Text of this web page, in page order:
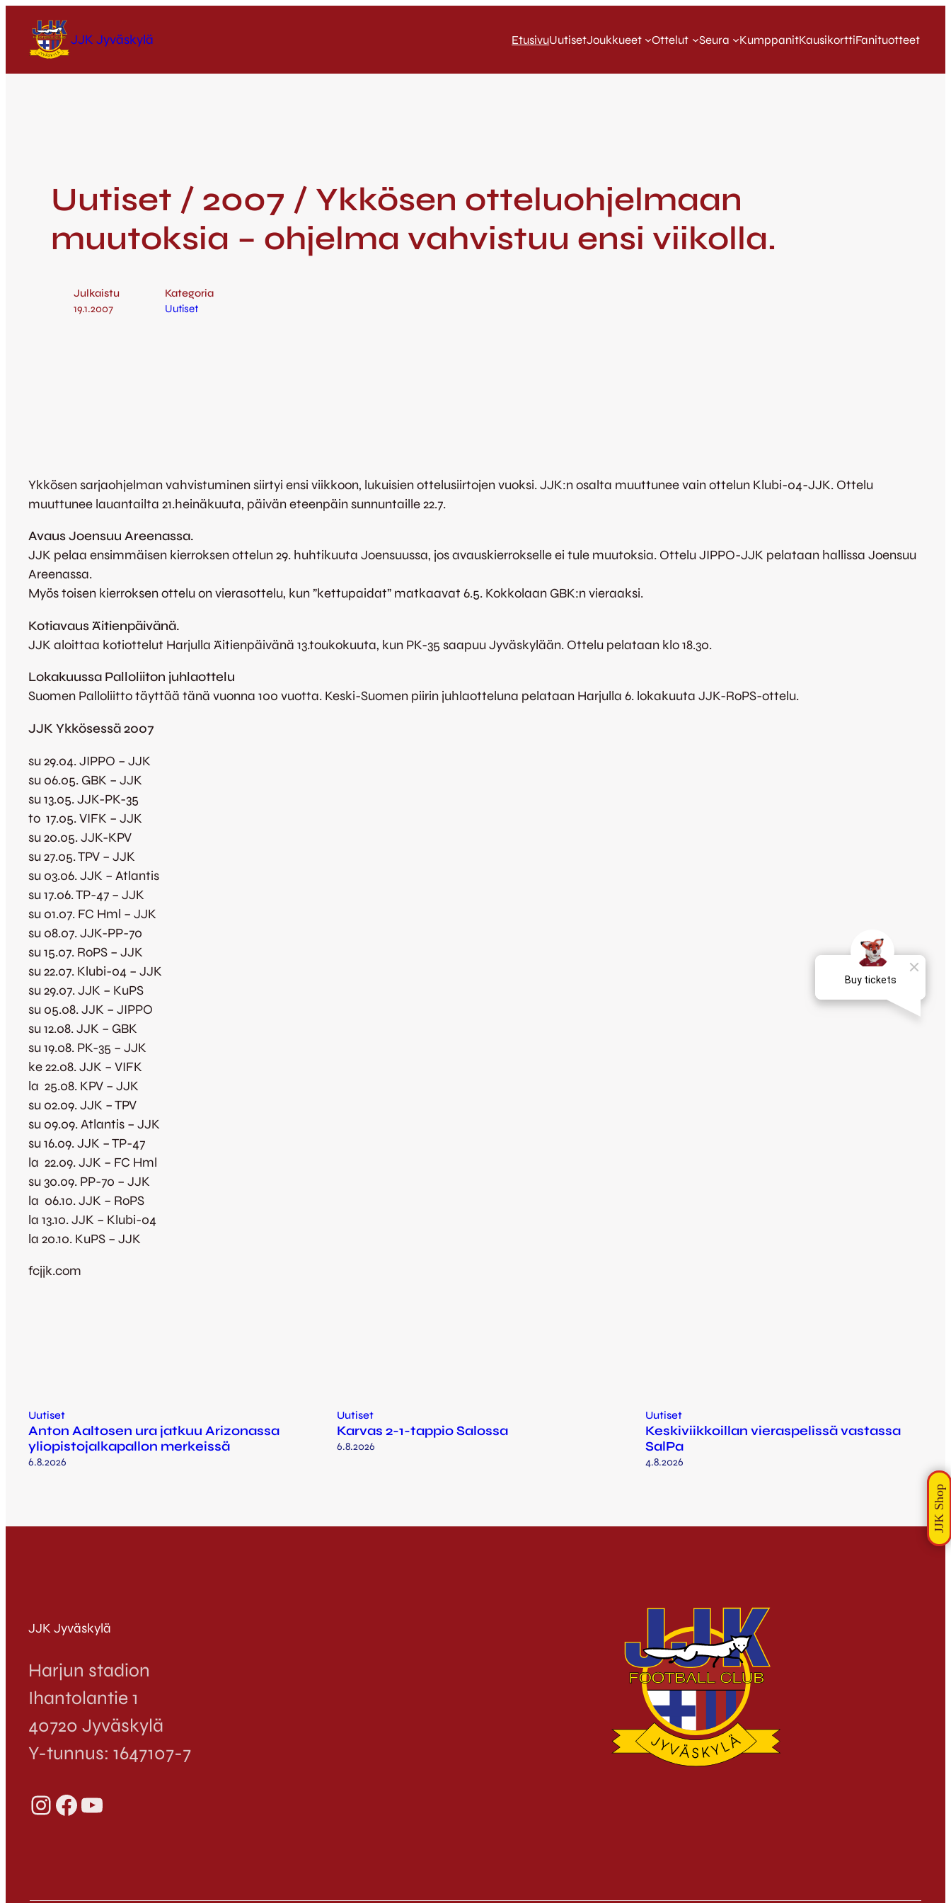
JJK Jyväskylä EtusivuUutisetJoukkueet Ottelut Seura KumppanitKausikorttiFanituotteet
Uutiset / 2007 / Ykkösen otteluohjelmaan
muutoksia – ohjelma vahvistuu ensi viikolla.
Julkaistu
19.1.2007
Kategoria
Uutiset
Ykkösen sarjaohjelman vahvistuminen siirtyi ensi viikkoon, lukuisien ottelusiirtojen vuoksi. JJK:n osalta muuttunee vain ottelun Klubi-04-JJK. Ottelu
muuttunee lauantailta 21.heinäkuuta, päivän eteenpäin sunnuntaille 22.7.
Avaus Joensuu Areenassa.
JJK pelaa ensimmäisen kierroksen ottelun 29. huhtikuuta Joensuussa, jos avauskierrokselle ei tule muutoksia. Ottelu JIPPO-JJK pelataan hallissa Joensuu
Areenassa.
Myös toisen kierroksen ottelu on vierasottelu, kun ”kettupaidat” matkaavat 6.5. Kokkolaan GBK:n vieraaksi.
Kotiavaus Äitienpäivänä.
JJK aloittaa kotiottelut Harjulla Äitienpäivänä 13.toukokuuta, kun PK-35 saapuu Jyväskylään. Ottelu pelataan klo 18.30.
Lokakuussa Palloliiton juhlaottelu
Suomen Palloliitto täyttää tänä vuonna 100 vuotta. Keski-Suomen piirin juhlaotteluna pelataan Harjulla 6. lokakuuta JJK-RoPS-ottelu.
JJK Ykkösessä 2007
su 29.04. JIPPO – JJK
su 06.05. GBK – JJK
su 13.05. JJK-PK-35
to 17.05. VIFK – JJK
su 20.05. JJK-KPV
su 27.05. TPV – JJK
su 03.06. JJK – Atlantis
su 17.06. TP-47 – JJK
su 01.07. FC Hml – JJK
su 08.07. JJK-PP-70
su 15.07. RoPS – JJK
su 22.07. Klubi-04 – JJK
su 29.07. JJK – KuPS
su 05.08. JJK – JIPPO
su 12.08. JJK – GBK
su 19.08. PK-35 – JJK
ke 22.08. JJK – VIFK
la 25.08. KPV – JJK
su 02.09. JJK – TPV
su 09.09. Atlantis – JJK
su 16.09. JJK – TP-47
la 22.09. JJK – FC Hml
su 30.09. PP-70 – JJK
la 06.10. JJK – RoPS
la 13.10. JJK – Klubi-04
la 20.10. KuPS – JJK
fcjjk.com
Uutiset
Anton Aaltosen ura jatkuu Arizonassa
yliopistojalkapallon merkeissä
6.8.2026
Uutiset
Karvas 2-1-tappio Salossa
6.8.2026
Uutiset
Keskiviikkoillan vieraspelissä vastassa
SalPa
4.8.2026
JJK Jyväskylä
Harjun stadion
Ihantolantie 1
40720 Jyväskylä
Y-tunnus: 1647107-7
InstagramFacebook YouTube